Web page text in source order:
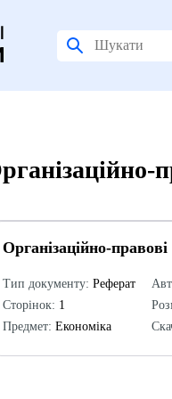
Органiзацiйно-
Тип документу: Реферат
Сторінок: 1
Предмет: Економіка